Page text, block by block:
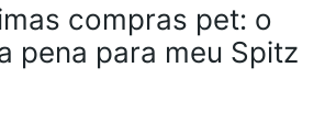
compras pet: o
pena para meu Spitz